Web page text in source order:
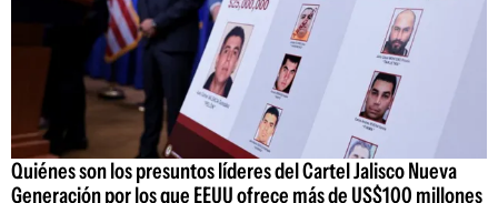
Quiénes son los presuntos líderes del Cartel Jalisco Nueva
Generación por los que EEUU ofrece más de US$100 millones